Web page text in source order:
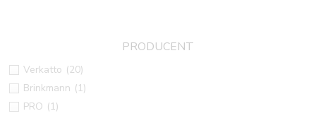
PRODUCENT
Verkatto (20)
Brinkmann (1)
PRO (1)